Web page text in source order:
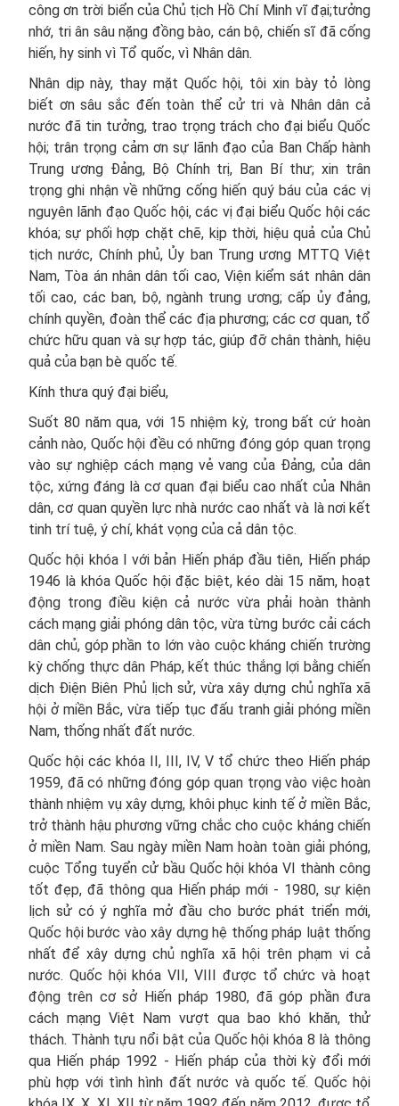
công ơn trời biển của Chủ tịch Hồ Chí Minh vĩ đại;tưởng
nhớ, tri ân sâu nặng đồng bào, cán bộ, chiến sĩ đã cống
hiến, hy sinh vì Tổ quốc, vì Nhân dân.
Nhân dịp này, thay mặt Quốc hội, tôi xin bày tỏ lòng
biết ơn sâu sắc đến toàn thể cử tri và Nhân dân cả
nước đã tin tưởng, trao trọng trách cho đại biểu Quốc
hội; trân trọng cảm ơn sự lãnh đạo của Ban Chấp hành
Trung ương Đảng, Bộ Chính trị, Ban Bí thư; xin trân
trọng ghi nhận về những cống hiến quý báu của các vị
nguyên lãnh đạo Quốc hội, các vị đại biểu Quốc hội các
khóa; sự phối hợp chặt chẽ, kịp thời, hiệu quả của Chủ
tịch nước, Chính phủ, Ủy ban Trung ương MTTQ Việt
Nam, Tòa án nhân dân tối cao, Viện kiểm sát nhân dân
tối cao, các ban, bộ, ngành trung ương; cấp ủy đảng,
chính quyền, đoàn thể các địa phương; các cơ quan, tổ
chức hữu quan và sự hợp tác, giúp đỡ chân thành, hiệu
quả của bạn bè quốc tế.
Kính thưa quý đại biểu,
Suốt 80 năm qua, với 15 nhiệm kỳ, trong bất cứ hoàn
cảnh nào, Quốc hội đều có những đóng góp quan trọng
vào sự nghiệp cách mạng vẻ vang của Đảng, của dân
tộc, xứng đáng là cơ quan đại biểu cao nhất của Nhân
dân, cơ quan quyền lực nhà nước cao nhất và là nơi kết
tinh trí tuệ, ý chí, khát vọng của cả dân tộc.
Quốc hội khóa I với bản Hiến pháp đầu tiên, Hiến pháp
1946 là khóa Quốc hội đặc biệt, kéo dài 15 năm, hoạt
động trong điều kiện cả nước vừa phải hoàn thành
cách mạng giải phóng dân tộc, vừa từng bước cải cách
dân chủ, góp phần to lớn vào cuộc kháng chiến trường
kỳ chống thực dân Pháp, kết thúc thắng lợi bằng chiến
dịch Điện Biên Phủ lịch sử, vừa xây dựng chủ nghĩa xã
hội ở miền Bắc, vừa tiếp tục đấu tranh giải phóng miền
Nam, thống nhất đất nước.
Quốc hội các khóa II, III, IV, V tổ chức theo Hiến pháp
1959, đã có những đóng góp quan trọng vào việc hoàn
thành nhiệm vụ xây dựng, khôi phục kinh tế ở miền Bắc,
trở thành hậu phương vững chắc cho cuộc kháng chiến
ở miền Nam. Sau ngày miền Nam hoàn toàn giải phóng,
cuộc Tổng tuyển cử bầu Quốc hội khóa VI thành công
tốt đẹp, đã thông qua Hiến pháp mới - 1980, sự kiện
lịch sử có ý nghĩa mở đầu cho bước phát triển mới,
Quốc hội bước vào xây dựng hệ thống pháp luật thống
nhất để xây dựng chủ nghĩa xã hội trên phạm vi cả
nước. Quốc hội khóa VII, VIII được tổ chức và hoạt
động trên cơ sở Hiến pháp 1980, đã góp phần đưa
cách mạng Việt Nam vượt qua bao khó khăn, thử
thách. Thành tựu nổi bật của Quốc hội khóa 8 là thông
qua Hiến pháp 1992 - Hiến pháp của thời kỳ đổi mới
phù hợp với tình hình đất nước và quốc tế. Quốc hội